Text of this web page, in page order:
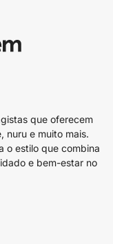
que oferecem
nuru e muito mais.
o estilo que combina
e bem-estar no